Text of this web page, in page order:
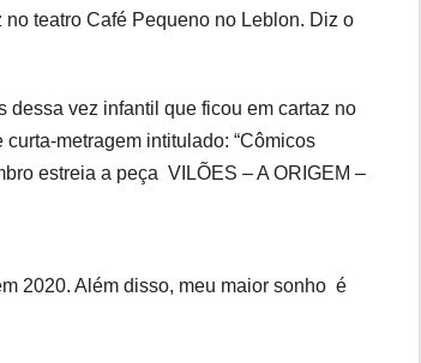
teatro Café Pequeno no Leblon. Diz o
vez infantil que ficou em cartaz no
metragem intitulado: “Cômicos
estreia a peça VILÕES – A ORIGEM –
2020. Além disso, meu maior sonho é